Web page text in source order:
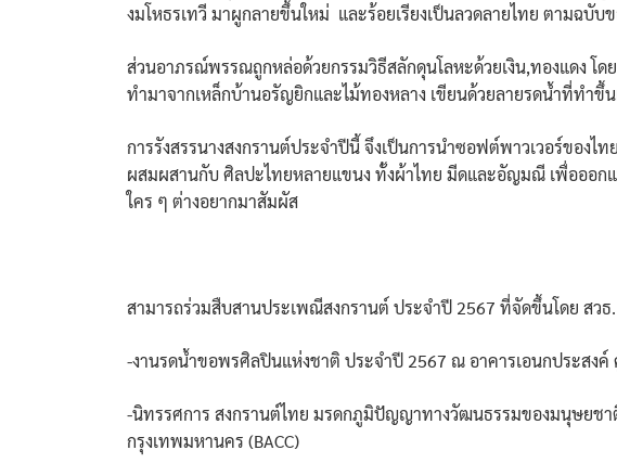
งมโหธรเทวี มาผูกลายขึ้นใหม่ และร้อยเรียงเป็นลวดลายไทย ตามฉบับ
ส่วนอาภรณ์พรรณถูกหล่อด้วยกรรมวิธีสลักดุนโลหะด้วยเงิน,ทองแดง โ
ทำมาจากเหล็กบ้านอรัญยิกและไม้ทองหลาง เขียนด้วยลายรดน้ำที่ทำขึ้
การรังสรรนางสงกรานต์ประจำปีนี้ จึงเป็นการนำซอฟต์พาวเวอร์ของ
ผสมผสานกับ ศิลปะไทยหลายแขนง ทั้งผ้าไทย มีดและอัญมณี เพื่อออก
ใคร ๆ ต่างอยากมาสัมผัส
สามารถร่วมสืบสานประเพณีสงกรานต์ ประจำปี 2567 ที่จัดขึ้นโดย สวธ
-งานรดน้ำขอพรศิลปินแห่งชาติ ประจำปี 2567 ณ อาคารเอนกประสง
-นิทรรศการ สงกรานต์ไทย มรดกภูมิปัญญาทางวัฒนธรรมของมนุษยช
กรุงเทพมหานคร (BACC)